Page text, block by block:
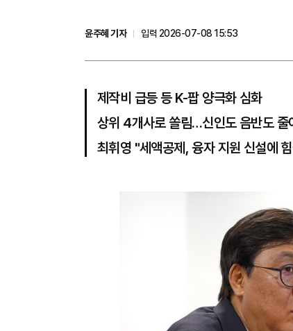
윤주혜 기자
입력 2026-07-08 15:53
제작비 급등 등 K-팝 양극화 심화
상위 4개사로 쏠림…신인도 음반도 줄
최휘영 "세액공제, 융자 지원 신설에